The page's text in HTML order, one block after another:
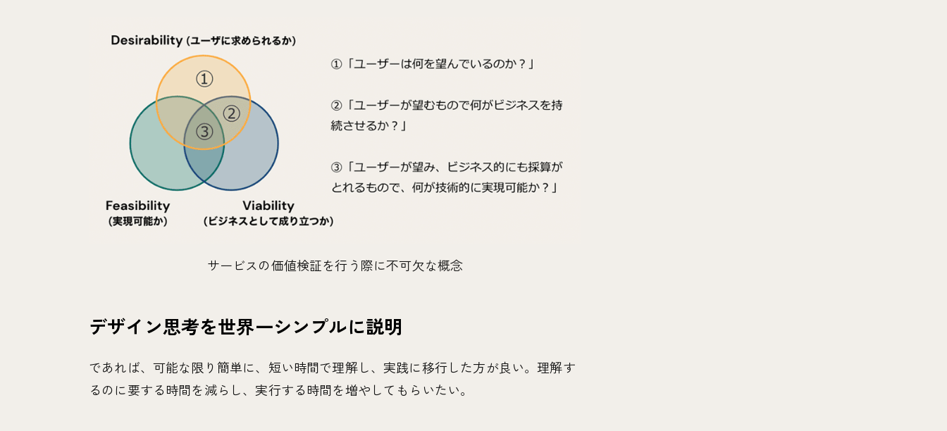
サービスの価値検証を行う際に不可欠な概念
デザイン思考を世界一シンプルに説明
であれば、可能な限り簡単に、短い時間で理解し、実践に移行した方が良い。理解す
るのに要する時間を減らし、実行する時間を増やしてもらいたい。